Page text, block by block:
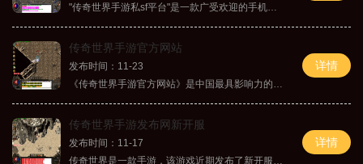
传奇世界手游官方网站
发布时间：11-23
详情
传奇世界手游发布网新开服
发布时间：11-17
详情